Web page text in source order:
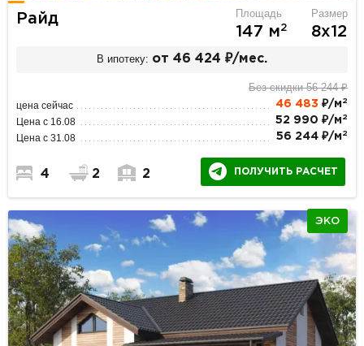
Райд Площадь
147 м2
Размер
8х12
В ипотеку: от 46 424 ₽/мес.
Без скидки 56 244 ₽
цена сейчас 46 483 ₽/м 2
Цена с 16.08 52 990 ₽/м 2
Цена с 31.08 56 244 ₽/м 2
4 2 2 ПОЛУЧИТЬ РАСЧЕТ
ЭКО